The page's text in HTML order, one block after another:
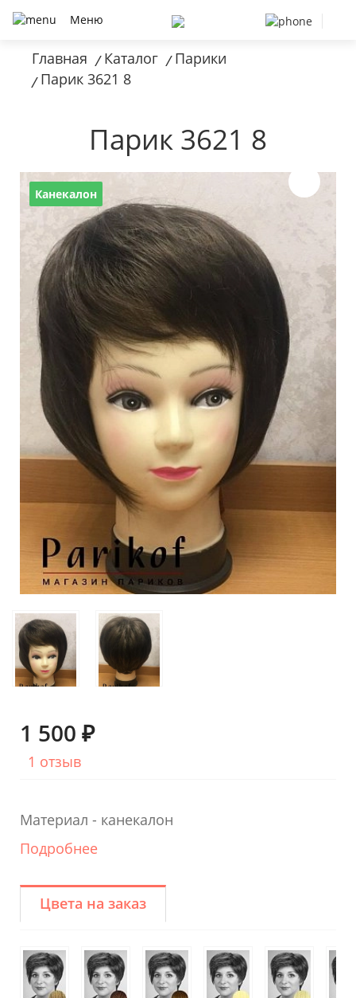
Меню
Главная / Каталог / Парики
/ Парик 3621 8
Парик 3621 8
Канекалон
1 500 ₽
1 отзыв
Материал - канекалон
Подробнее
Цвета на заказ